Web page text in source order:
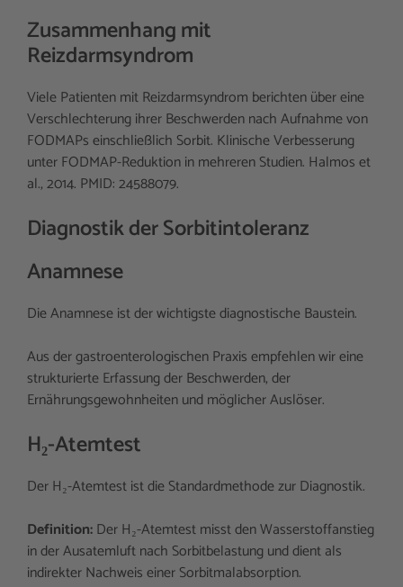
Zusammenhang mit
Reizdarmsyndrom
Viele Patienten mit Reizdarmsyndrom berichten über eine
Verschlechterung ihrer Beschwerden nach Aufnahme von
FODMAPs einschließlich Sorbit. Klinische Verbesserung
unter FODMAP-Reduktion in mehreren Studien. Halmos et
al., 2014. PMID: 24588079.
Diagnostik der Sorbitintoleranz
Anamnese
Die Anamnese ist der wichtigste diagnostische Baustein.
Aus der gastroenterologischen Praxis empfehlen wir eine
strukturierte Erfassung der Beschwerden, der
Ernährungsgewohnheiten und möglicher Auslöser.
H₂-Atemtest
Der H₂-Atemtest ist die Standardmethode zur Diagnostik.
Definition:Der H₂-Atemtest misst den Wasserstoffanstieg
in der Ausatemluft nach Sorbitbelastung und dient als
indirekter Nachweis einer Sorbitmalabsorption.